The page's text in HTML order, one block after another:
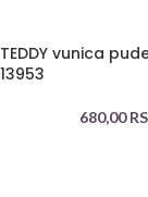
TEDDY vunica
13953
680,00